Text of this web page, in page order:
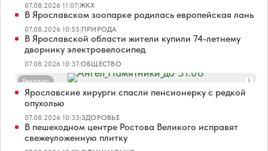
07.08.2026 11:07|ЖКХ
В Ярославском зоопарке родилась европейская лань
07.08.2026 10:55|ПРИРОДА
В Ярославской области жители купили 74-летнему
дворнику электровелосипед
07.08.2026 10:37|ОБЩЕСТВО
Реклама
Ярославские хирурги спасли пенсионерку с редкой
опухолью
07.08.2026 10:33|ЗДОРОВЬЕ
В пешеходном центре Ростова Великого исправят
свежеуложенную плитку